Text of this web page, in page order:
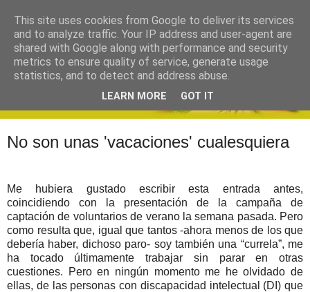
No son unas 'vacaciones' cualesquiera
Me hubiera gustado escribir esta entrada antes,
coincidiendo con la presentación de la campaña de
captación de voluntarios de verano la semana pasada. Pero
como resulta que, igual que tantos -ahora menos de los que
debería haber, dichoso paro- soy también una “currela”, me
ha tocado últimamente trabajar sin parar en otras
cuestiones. Pero en ningún momento me he olvidado de
ellas, de las personas con discapacidad intelectual (DI) que
This site uses cookies from Google to deliver its services
and to analyze traffic. Your IP address and user-agent are
shared with Google along with performance and security
metrics to ensure quality of service, generate usage
statistics, and to detect and address abuse.
LEARN MORE GOT IT